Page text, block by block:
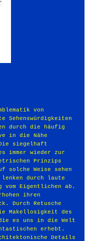
von
Sehenswürdigkeiten
durch die häufig
in die Nähe
siegelhaft
wieder zur
Prinzips
solche Weise sehen
durch laute
vom Eigentlichen ab.
ihren
Durch Retusche
Makellosigkeit des
es uns in die Welt
erhebt.
Details